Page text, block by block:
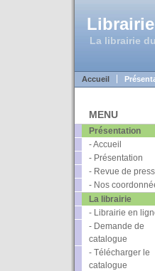
La librairie
Accueil
MENU
Présentation
- Accueil
- Présentation
- Revue de
- Nos
La librairie
- Librairie en
- Demande de
catalogue
- Télécharger le
catalogue